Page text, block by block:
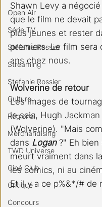
Open Air
Série TV
Stéfanie Rossier
Streaming
Stefanie Rossier
Culture
Régional
Merchandising
TWD Universe
Ciné Club
Critique
Concours
Shawn Levy a
que le film ne devait
plus jeunes et rester
premiers. Le film sera
ans chez nous.
Wolverine de retour
Les images de
le sais, Hugh
(Wolverine). "Mais
dans Logan ?" Eh
meurt vraiment dans
les comics, ni au
Et il y a ce p%&*/# de